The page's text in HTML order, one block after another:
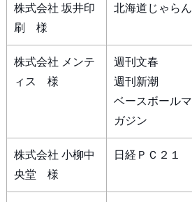
株式会社 坂井印
刷 様
北海道じゃらん
株式会社 メンテ
ィス 様
週刊文春
週刊新潮
ベースボールマ
ガジン
株式会社 小柳中
央堂 様
日経ＰＣ２１